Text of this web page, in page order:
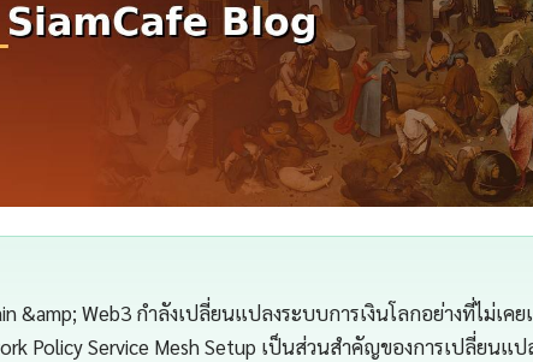
&amp; Web3 กำลังเปลี่ยนแปลงระบบการเงินโลกอย่างที่ไม่เค
Policy Service Mesh Setup เป็นส่วนสำคัญของการเปลี่ยนแ